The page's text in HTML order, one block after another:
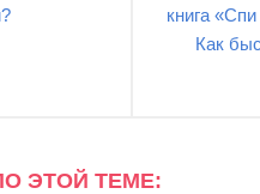
книга
Как
ЭТОЙ ТЕМЕ: